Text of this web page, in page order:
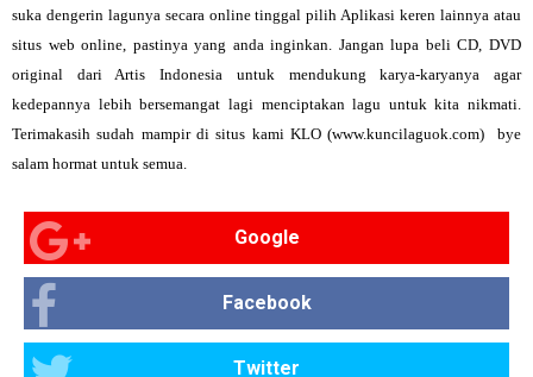
suka dengerin lagunya secara online tinggal pilih Aplikasi keren lainnya atau
situs web online, pastinya yang anda inginkan. Jangan lupa beli CD, DVD
original dari Artis Indonesia untuk mendukung karya-karyanya agar
kedepannya lebih bersemangat lagi menciptakan lagu untuk kita nikmati.
Terimakasih sudah mampir di situs kami KLO (www.kuncilaguok.com) bye
salam hormat untuk semua.
Google
Facebook
Twitter